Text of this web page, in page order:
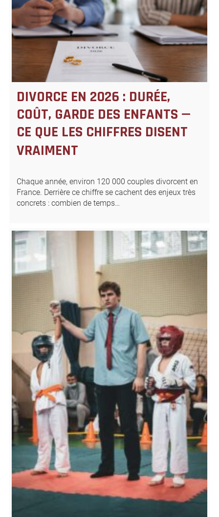
DIVORCE EN 2026 : DURÉE,
COÛT, GARDE DES ENFANTS —
CE QUE LES CHIFFRES DISENT
VRAIMENT
Chaque année, environ 120 000 couples divorcent en
France. Derrière ce chiffre se cachent des enjeux très
concrets : combien de temps…